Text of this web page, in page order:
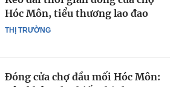
THỊ TRƯỜNG
Hóc Môn, tiểu thương lao đao
Đóng cửa chợ đầu mối Hóc Môn: